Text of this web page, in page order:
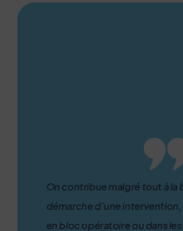
On contribue malgré tout à la
démarche d’une
en bloc opératoire ou dans